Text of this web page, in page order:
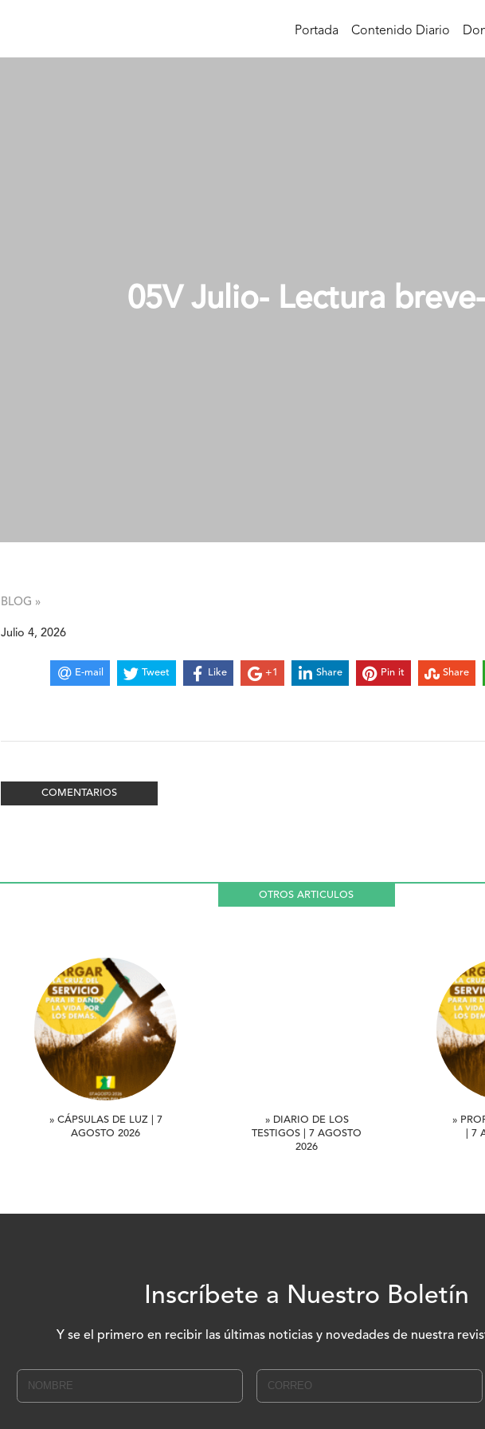
Portada Contenido Diario
05V Julio- Lectura breve-
BLOG »
Julio 4, 2026
E-mail Tweet Like +1 Share Pin it Share
COMENTARIOS
OTROS ARTICULOS
» CÁPSULAS DE LUZ | 7
AGOSTO 2026
» DIARIO DE LOS
TESTIGOS | 7 AGOSTO
2026
»
| 7
Inscríbete a Nuestro Boletín
Y se el primero en recibir las últimas noticias y novedades de nuestra